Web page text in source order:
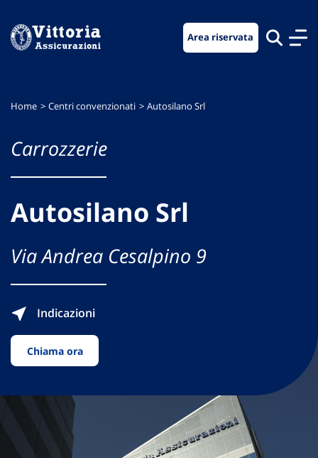
menu
contenuto
footer
Area riservata
Home Centri convenzionati Autosilano Srl
Carrozzerie
Autosilano Srl
Via Andrea Cesalpino 9
Indicazioni
Chiama ora